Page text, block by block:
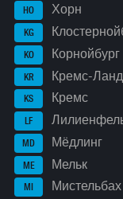
HO Хорн
KG
KO Корнойбург
KR Кремс-Ланд
KS Кремс
LF
MD Мёдлинг
ME Мельк
MI Мистельбах